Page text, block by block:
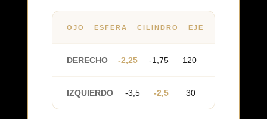
OJO ESFERA CILINDRO EJE
DERECHO -2,25 -1,75 120
IZQUIERDO -3,5 -2,5 30